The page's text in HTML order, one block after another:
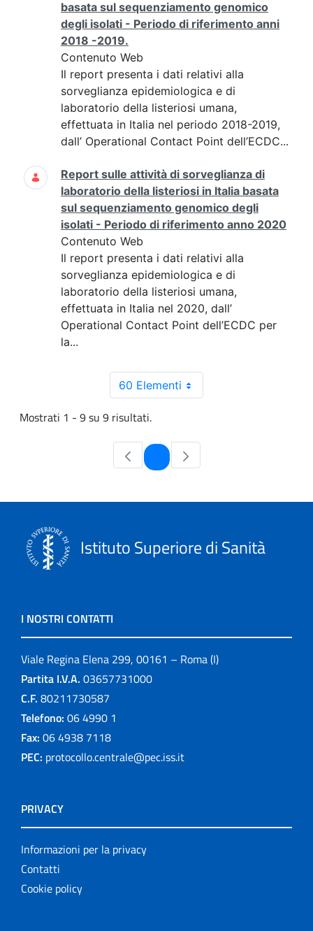
basata sul sequenziamento genomico
degli isolati - Periodo di riferimento anni
2018 -2019.
Contenuto Web
Il report presenta i dati relativi alla
sorveglianza epidemiologica e di
laboratorio della listeriosi umana,
effettuata in Italia nel periodo 2018-2019,
dall’ Operational Contact Point dell’ECDC...
Report sulle attività di sorveglianza di
laboratorio della listeriosi in Italia basata
sul sequenziamento genomico degli
isolati - Periodo di riferimento anno 2020
Contenuto Web
Il report presenta i dati relativi alla
sorveglianza epidemiologica e di
laboratorio della listeriosi umana,
effettuata in Italia nel 2020, dall’
Operational Contact Point dell’ECDC per
la...
60 Elementi
Mostrati 1 - 9 su 9 risultati.
Pagina
Istituto Superiore di Sanità
I NOSTRI CONTATTI
Viale Regina Elena 299, 00161 – Roma (I)
Partita I.V.A. 03657731000
C.F. 80211730587
Telefono: 06 4990 1
Fax: 06 4938 7118
PEC: protocollo.centrale@pec.iss.it
PRIVACY
Informazioni per la privacy
Contatti
Cookie policy